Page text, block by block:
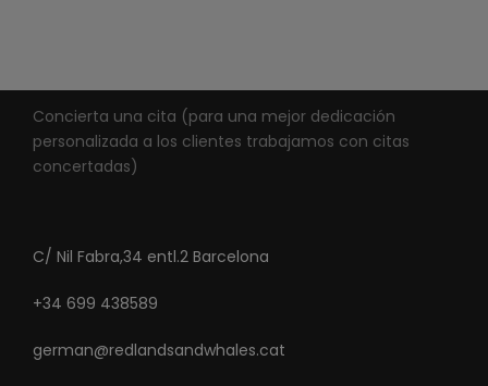
Concierta una cita (para una mejor dedicación
personalizada a los clientes trabajamos con citas
concertadas)
C/ Nil Fabra,34 entl.2 Barcelona
+34 699 438589
german@redlandsandwhales.cat